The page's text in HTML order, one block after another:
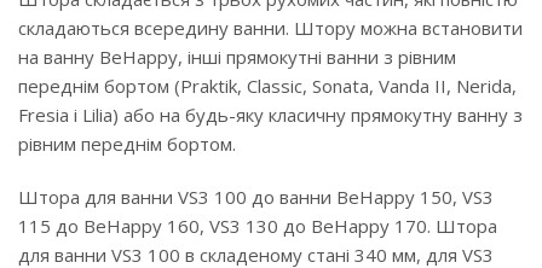
складаються всередину ванни. Штору можна встановити
на ванну BeHappy, інші прямокутні ванни з рівним
переднім бортом (Praktik, Classic, Sonata, Vanda II, Nerida,
Fresia і Lilia) або на будь-яку класичну прямокутну ванну з
рівним переднім бортом.
Штора для ванни VS3 100 до ванни BeHappy 150, VS3
115 до BeHappy 160, VS3 130 до BeHappy 170. Штора
для ванни VS3 100 в складеному стані 340 мм, для VS3